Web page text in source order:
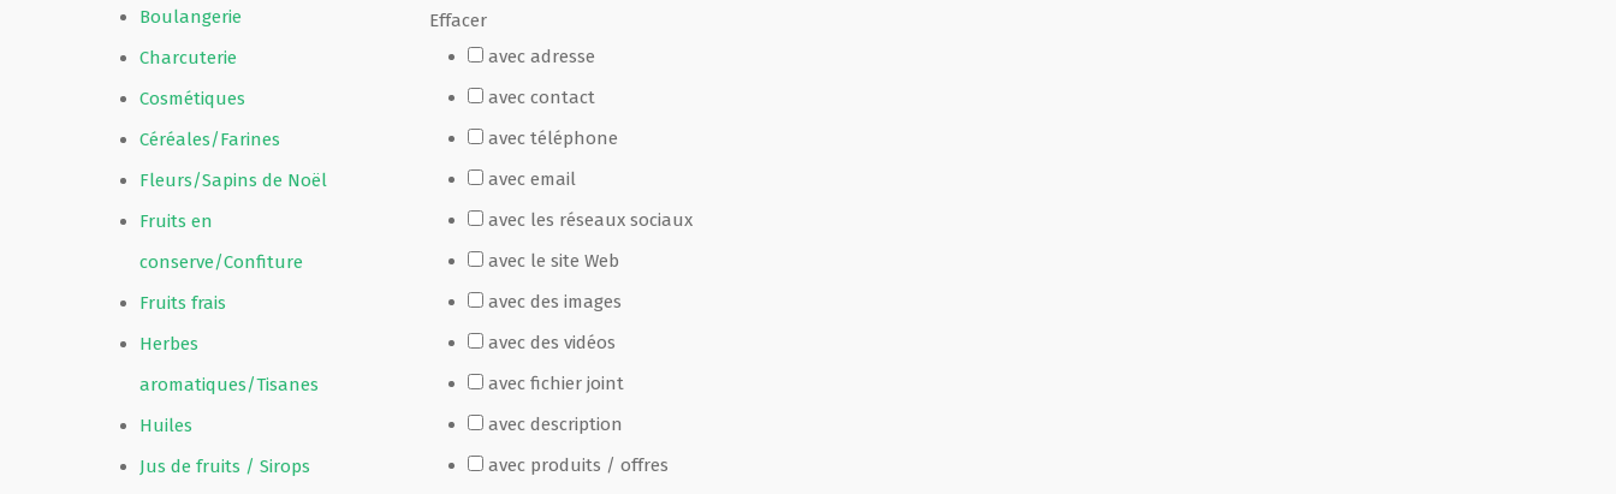
Boulangerie
Charcuterie
Cosmétiques
Céréales/Farines
Fleurs/Sapins de Noël
Fruits en
conserve/Confiture
Fruits frais
Herbes
aromatiques/Tisanes
Huiles
Jus de fruits / Sirops
Effacer
avec adresse
avec contact
avec téléphone
avec email
avec les réseaux sociaux
avec le site Web
avec des images
avec des vidéos
avec fichier joint
avec description
avec produits / offres
Guide de la vente directe
Fête Marché Paysan